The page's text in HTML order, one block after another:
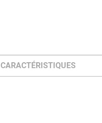
CARACTÉRISTIQUES